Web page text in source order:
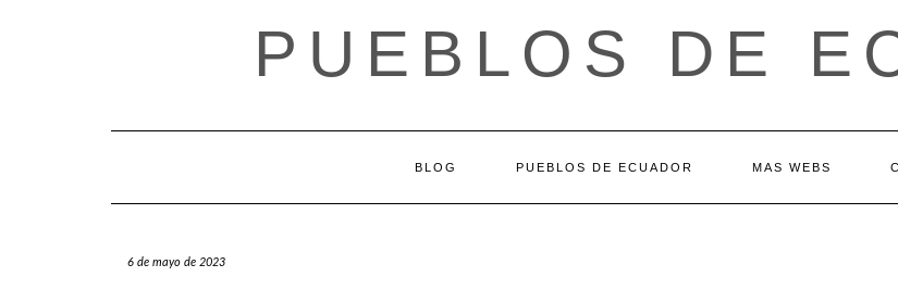
PUEBLOS DE
BLOG PUEBLOS DE ECUADOR MAS WEBS
6 de mayo de 2023